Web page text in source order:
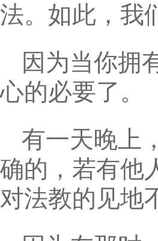
法。如此，我
因为当你拥
心的必要了。
有一天晚上
确的，若有他
对法教的见地